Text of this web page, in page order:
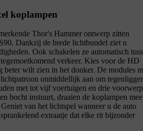
koplampen
Thor's Hammer ontwerp zitten
Dankzij de brede lichtbundel ziet u
Ook schakelen ze automatisch
verkeer. Kies voor de HD
beter wilt zien in het donker. De modules
onmiddellijk aan om
met tot vijf voertuigen en drie
bocht instuurt, draaien de koplampen mee
van het lichtspel wanneer u de auto
extraatje dat elke rit bijzonder